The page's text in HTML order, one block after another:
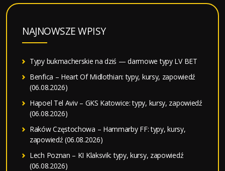
NAJNOWSZE WPISY
Typy bukmacherskie na dziś — darmowe typy LV BET
Benfica – Heart Of Midlothian: typy, kursy, zapowiedź
(06.08.2026)
Hapoel Tel Aviv – GKS Katowice: typy, kursy, zapowiedź
(06.08.2026)
Raków Częstochowa – Hammarby FF: typy, kursy,
zapowiedź (06.08.2026)
Lech Poznan – KI Klaksvik: typy, kursy, zapowiedź
(06.08.2026)